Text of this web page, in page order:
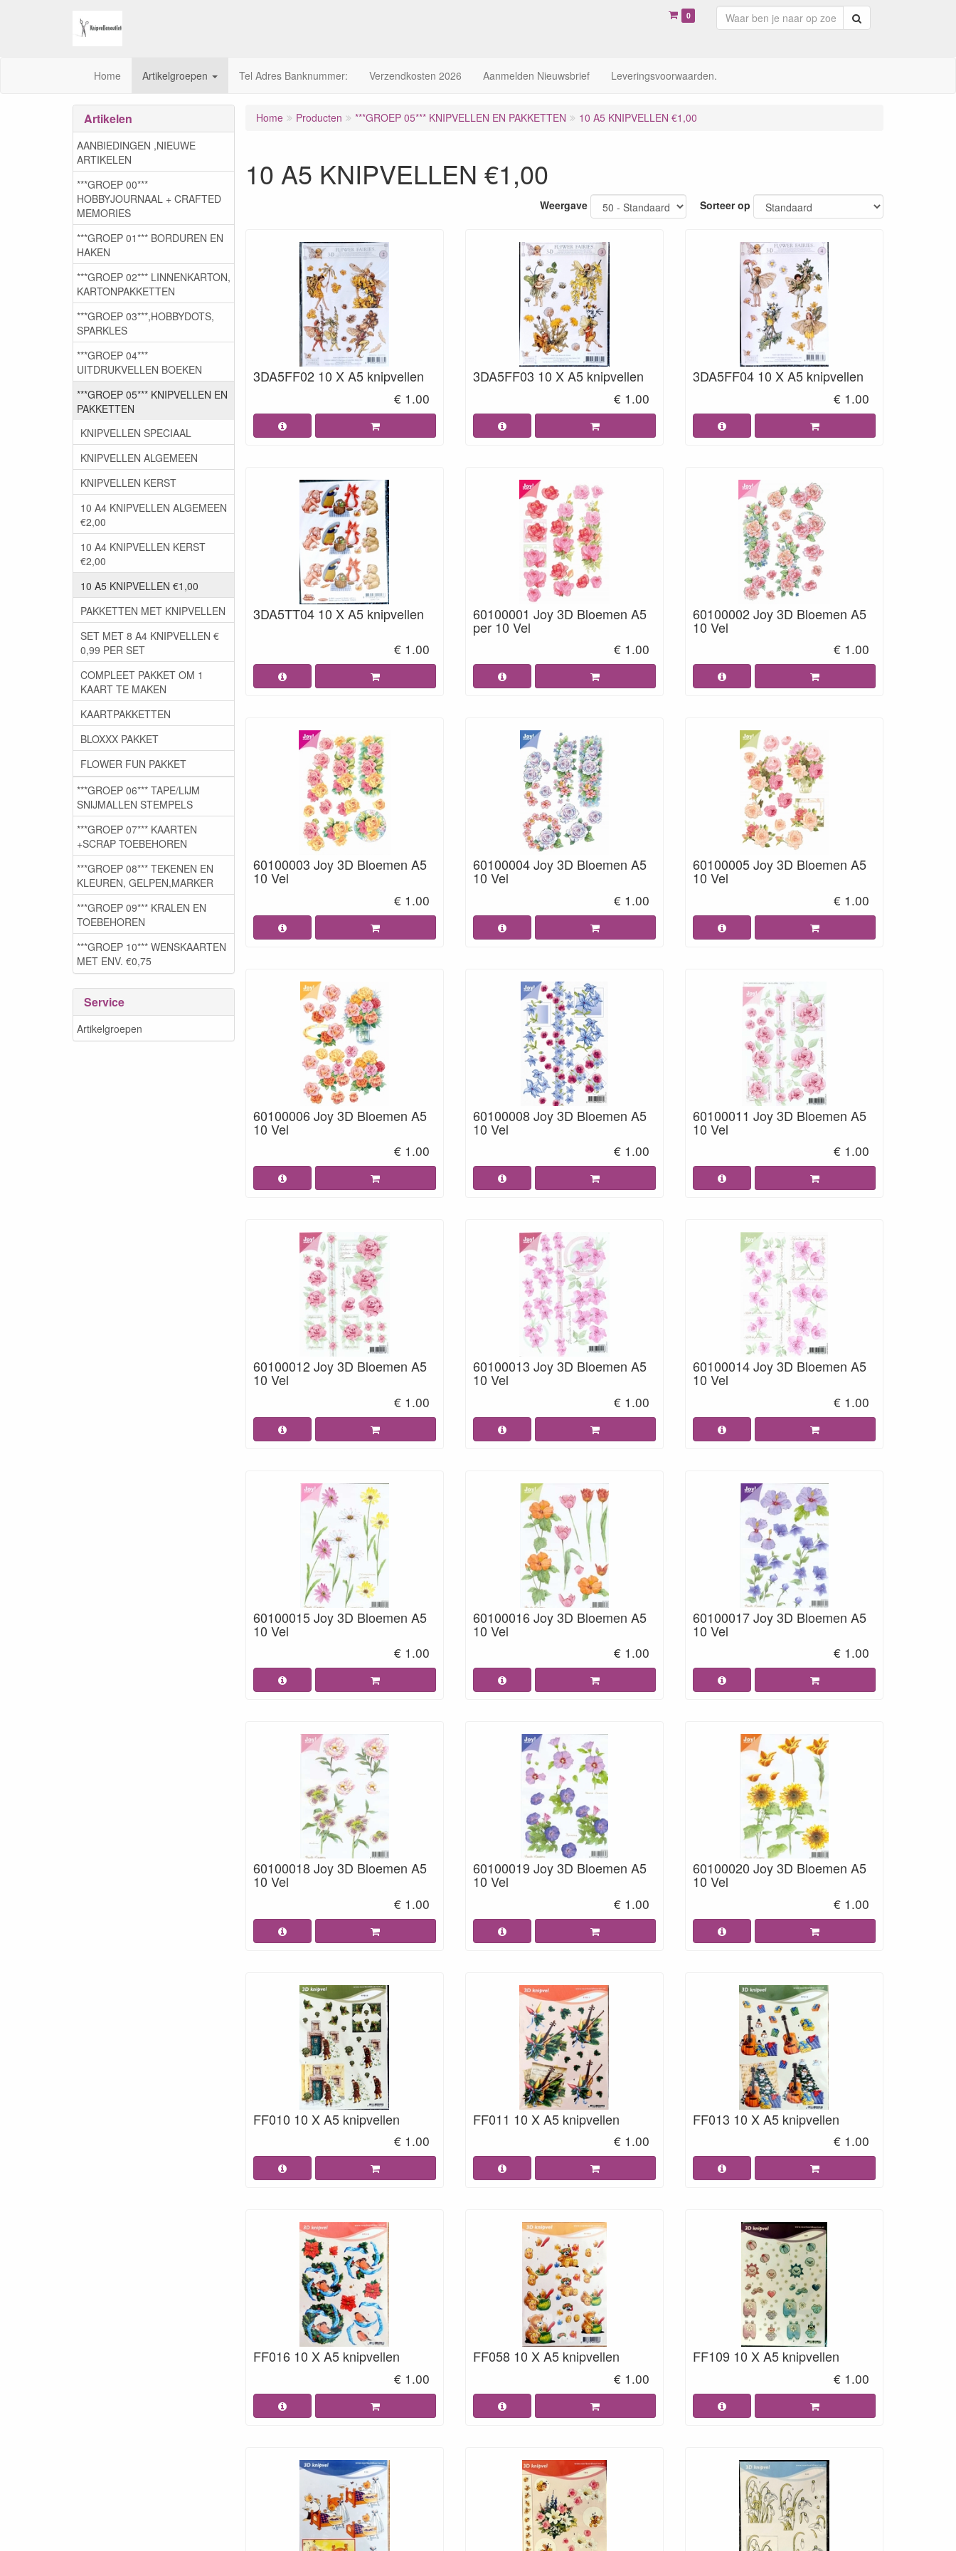
0
Home Artikelgroepen Tel Adres Banknummer: Verzendkosten 2026 Aanmelden Nieuwsbrief Leveringsvoorwaarden.
Home Producten ***GROEP 05*** KNIPVELLEN EN PAKKETTEN 10 A5 KNIPVELLEN €1,00
10 A5 KNIPVELLEN €1,00
Weergave Sorteer op
3DA5FF02 10 X A5 knipvellen
€ 1.00
3DA5FF03 10 X A5 knipvellen
€ 1.00
3DA5FF04 10 X A5 knipvellen
€ 1.00
3DA5TT04 10 X A5 knipvellen
€ 1.00
60100001 Joy 3D Bloemen A5
per 10 Vel
€ 1.00
60100002 Joy 3D Bloemen A5
10 Vel
€ 1.00
60100003 Joy 3D Bloemen A5
10 Vel
€ 1.00
60100004 Joy 3D Bloemen A5
10 Vel
€ 1.00
60100005 Joy 3D Bloemen A5
10 Vel
€ 1.00
60100006 Joy 3D Bloemen A5
10 Vel
€ 1.00
60100008 Joy 3D Bloemen A5
10 Vel
€ 1.00
60100011 Joy 3D Bloemen A5
10 Vel
€ 1.00
60100012 Joy 3D Bloemen A5
10 Vel
€ 1.00
60100013 Joy 3D Bloemen A5
10 Vel
€ 1.00
60100014 Joy 3D Bloemen A5
10 Vel
€ 1.00
60100015 Joy 3D Bloemen A5
10 Vel
€ 1.00
60100016 Joy 3D Bloemen A5
10 Vel
€ 1.00
60100017 Joy 3D Bloemen A5
10 Vel
€ 1.00
60100018 Joy 3D Bloemen A5
10 Vel
€ 1.00
60100019 Joy 3D Bloemen A5
10 Vel
€ 1.00
60100020 Joy 3D Bloemen A5
10 Vel
€ 1.00
FF010 10 X A5 knipvellen
€ 1.00
FF011 10 X A5 knipvellen
€ 1.00
FF013 10 X A5 knipvellen
€ 1.00
FF016 10 X A5 knipvellen
€ 1.00
FF058 10 X A5 knipvellen
€ 1.00
FF109 10 X A5 knipvellen
€ 1.00
Artikelen
AANBIEDINGEN ,NIEUWE
ARTIKELEN
***GROEP 00***
HOBBYJOURNAAL + CRAFTED
MEMORIES
***GROEP 01*** BORDUREN EN
HAKEN
***GROEP 02*** LINNENKARTON,
KARTONPAKKETTEN
***GROEP 03***,HOBBYDOTS,
SPARKLES
***GROEP 04***
UITDRUKVELLEN BOEKEN
***GROEP 05*** KNIPVELLEN EN
PAKKETTEN
KNIPVELLEN SPECIAAL
KNIPVELLEN ALGEMEEN
KNIPVELLEN KERST
10 A4 KNIPVELLEN ALGEMEEN
€2,00
10 A4 KNIPVELLEN KERST
€2,00
10 A5 KNIPVELLEN €1,00
PAKKETTEN MET KNIPVELLEN
SET MET 8 A4 KNIPVELLEN €
0,99 PER SET
COMPLEET PAKKET OM 1
KAART TE MAKEN
KAARTPAKKETTEN
BLOXXX PAKKET
FLOWER FUN PAKKET
***GROEP 06*** TAPE/LIJM
SNIJMALLEN STEMPELS
***GROEP 07*** KAARTEN
+SCRAP TOEBEHOREN
***GROEP 08*** TEKENEN EN
KLEUREN, GELPEN,MARKER
***GROEP 09*** KRALEN EN
TOEBEHOREN
***GROEP 10*** WENSKAARTEN
MET ENV. €0,75
Service
Artikelgroepen